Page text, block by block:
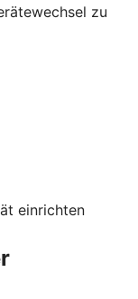
zu
einrichten